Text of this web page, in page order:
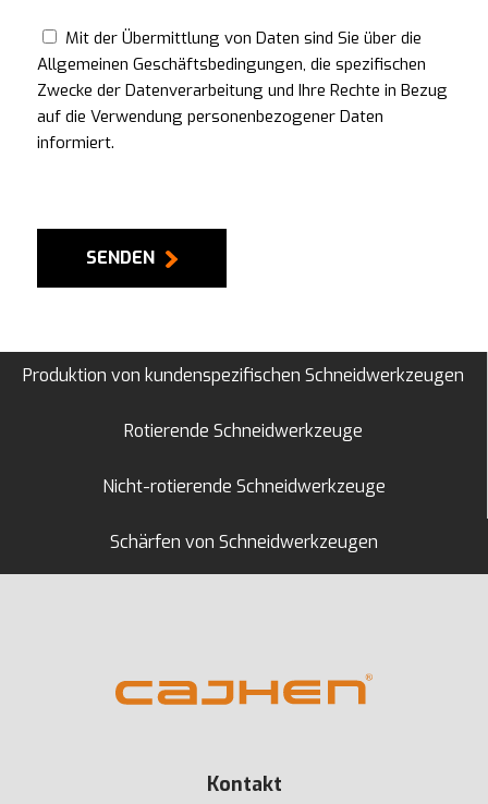
Mit der Übermittlung von Daten sind Sie über die
Allgemeinen Geschäftsbedingungen, die spezifischen
Zwecke der Datenverarbeitung und Ihre Rechte in Bezug
auf die Verwendung personenbezogener Daten
informiert.
SENDEN
Produktion von kundenspezifischen Schneidwerkzeugen
Rotierende Schneidwerkzeuge
Nicht-rotierende Schneidwerkzeuge
Schärfen von Schneidwerkzeugen
Kontakt